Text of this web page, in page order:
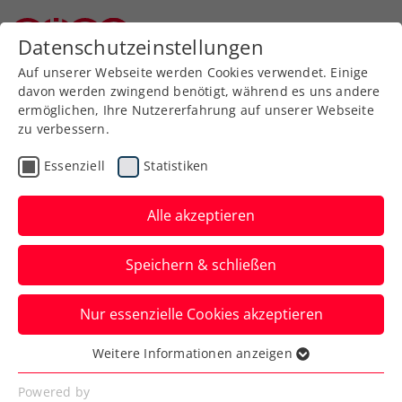
Rollstuhltennis in NÖ
Rasante Ballwechsel, taktisches
Spiel: Beim Rollstuhltennis ist
der Ball nach zwei Aufsprüchen
im Feld zurückzuspielen.
Dynamischer Tennissport auf
Augenhöhe - inklusiv und
spannend.
Datenschutzeinstellungen
Auf unserer Webseite werden Cookies verwendet. Einige
davon werden zwingend benötigt, während es uns andere
ermöglichen, Ihre Nutzererfahrung auf unserer Webseite
zu verbessern.
Essenziell Statistiken
Alle akzeptieren
Speichern & schließen
Nur essenzielle Cookies akzeptieren
Essenziell
Essenzielle Cookies werden für grundlegende
Weitere Informationen anzeigen
Powered by